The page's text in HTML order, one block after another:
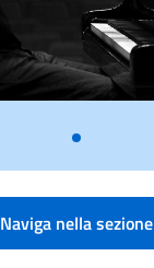
Naviga nella sezione